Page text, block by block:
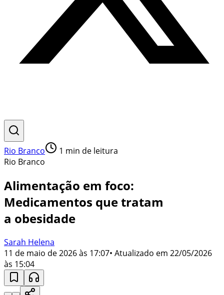
Rio Branco 1 min de leitura
Rio Branco
Alimentação em foco:
Medicamentos que tratam
a obesidade
Sarah Helena
11 de maio de 2026 às 17:07• Atualizado em 22/05/2026
às 15:04